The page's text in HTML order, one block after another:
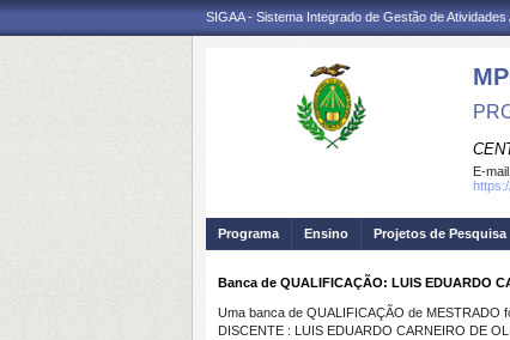
SIGAA - Sistema Integrado de Gestão de Atividades
E-mail:
Programa Ensino Projetos de Pesquisa
Banca de QUALIFICAÇÃO: LUIS EDUARDO
Uma banca de QUALIFICAÇÃO de MESTRADO
DISCENTE : LUIS EDUARDO CARNEIRO DE